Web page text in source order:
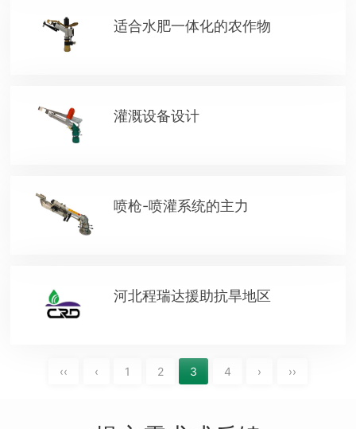
适合水肥一体化的农作物
灌溉设备设计
喷枪-喷灌系统的主力
河北程瑞达援助抗旱地区
‹‹ ‹ 1 2 3 4 › ››